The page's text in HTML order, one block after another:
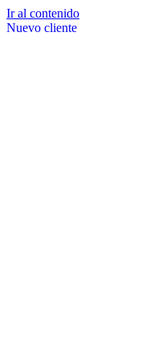
Ir al contenido
Nuevo cliente